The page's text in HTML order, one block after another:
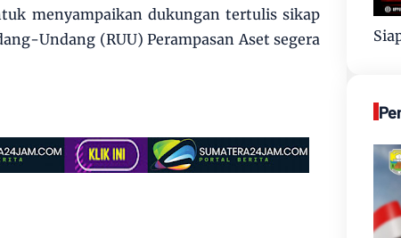
menyampaikan dukungan tertulis sikap
Undang (RUU) Perampasan Aset segera